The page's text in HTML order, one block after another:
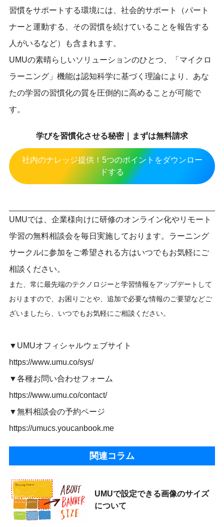
習慣をサポートする環境には、社会的サポート（パート
ナーと運動する、その習慣を続けていることを報告する
人がいるなど）も含まれます。
UMUの素晴らしいソリューションのひとつ、「マイクロ
ラーニング」機能は認知科学に基づく理論により、あな
たの学習の習慣化の質を圧倒的に高めることが可能で
す。
学びを習慣化させる秘密｜まずは無料請求
社内のナレッジ提供！5つのポイントをダウンロー
ドする
UMUでは、企業様向けに研修のオンライン化やリモート
学習の無料相談会を毎日実施しております。ラーニング
サークルに参加をご希望される方はいつでもお気軽にご
相談ください。
また、常に最先端のテクノロジーと学習情報をアップデートして
おりますので、お困りごとや、追加で必要な情報のご要望などご
ざいましたら、いつでもお気軽にご相談ください。
▼UMUオフィシャルウェブサイト
https://www.umu.co/sys/
▼各種お問い合わせフォーム
https://www.umu.co/contact/
▼無料相談会の予約ページ
https://umucs.youcanbook.me
関連コラム
UMUで設定できる画像のサイズ
について